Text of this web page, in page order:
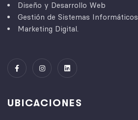
Diseño y Desarrollo Web
Gestión de Sistemas Informáticos
Marketing Digital.
UBICACIONES